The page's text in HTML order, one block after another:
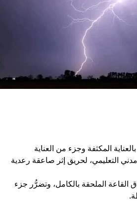
المكثفة وجزء من العناية
التعليمي، لحريق إثر صاعقة رعدية
القاعة الملحقة بالكامل، وتضرُّر جزء